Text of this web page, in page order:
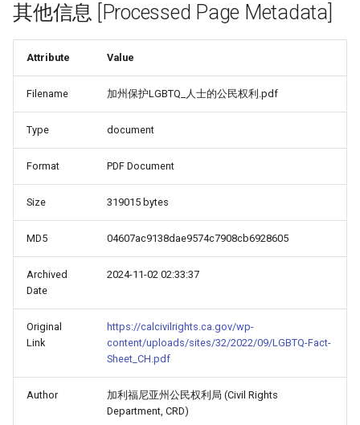
其他信息 [Processed Page Metadata]
Attribute Value
Filename 加州保护LGBTQ_人士的公民权利.pdf
Type document
Format PDF Document
Size 319015 bytes
MD5 04607ac9138dae9574c7908cb6928605
Archived
Date
2024-11-02 02:33:37
Original
Link
https://calcivilrights.ca.gov/wp-
content/uploads/sites/32/2022/09/LGBTQ-Fact-
Sheet_CH.pdf
Author
加利福尼亚州公民权利局 (Civil Rights
Department, CRD)